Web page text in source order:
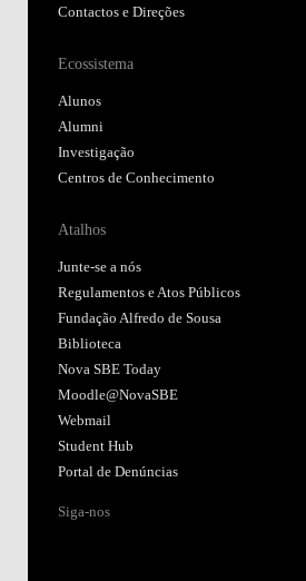
Contactos e Direções
Ecossistema
Alunos
Alumni
Investigação
Centros de Conhecimento
Atalhos
Junte-se a nós
Regulamentos e Atos Públicos
Fundação Alfredo de Sousa
Biblioteca
Nova SBE Today
Moodle@NovaSBE
Webmail
Student Hub
Portal de Denúncias
Siga-nos